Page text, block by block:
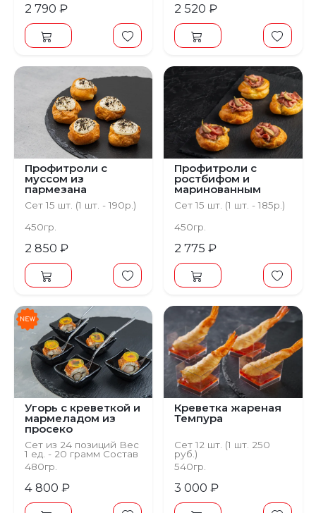
2 790 ₽ 2 520 ₽
Профитроли с
муссом из
пармезана
Сет 15 шт. (1 шт. - 190р.)
450гр.
2 850 ₽
Профитроли с
ростбифом и
маринованным
огурцом
Сет 15 шт. (1 шт. - 185р.)
450гр.
2 775 ₽
Угорь с креветкой и
мармеладом из
просеко
Сет из 24 позиций Вес
1 ед. - 20 грамм Состав
Угорь, сыр
твороженный, базилик
480гр.
4 800 ₽
Креветка жареная
Темпура
Сет 12 шт. (1 шт. 250
руб.)
540гр.
3 000 ₽